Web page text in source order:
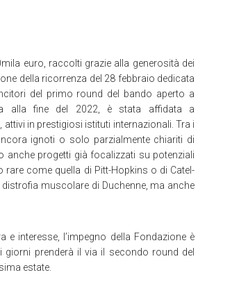
euro, raccolti grazie alla generosità dei
della ricorrenza del 28 febbraio dedicata
del primo round del bando aperto a
alla fine del 2022, è stata affidata a
in prestigiosi istituti internazionali. Tra i
ignoti o solo parzialmente chiariti di
anche progetti già focalizzati su potenziali
come quella di Pitt-Hopkins o di Catel-
muscolare di Duchenne, ma anche
interesse, l’impegno della Fondazione è
prenderà il via il secondo round del
estate.